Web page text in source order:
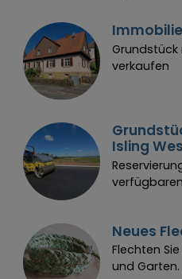
verkaufen
Isling
(
c
)
T
h
e
r
e
s
i
a
A
s
a
m
Neues
Flechten
und Garten.